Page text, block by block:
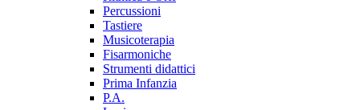
Percussioni
Tastiere
Musicoterapia
Fisarmoniche
Strumenti didattici
Prima Infanzia
P.A.